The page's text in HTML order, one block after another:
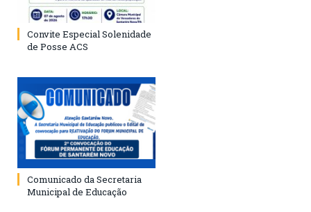
Convite Especial Solenidade
de Posse ACS
Comunicado da Secretaria
Municipal de Educação